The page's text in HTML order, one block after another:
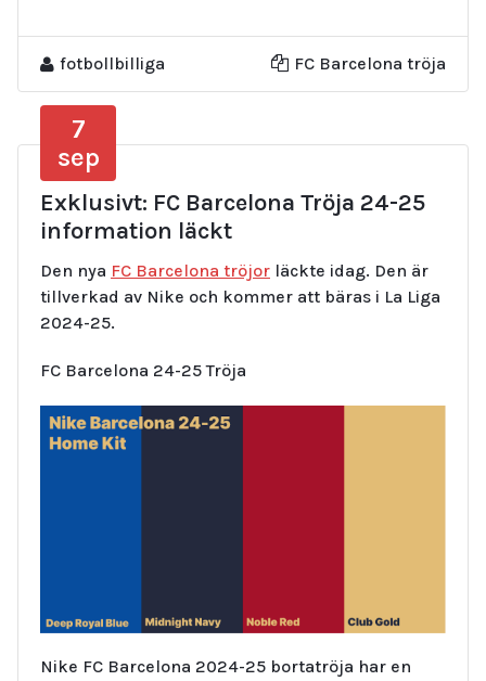
fotbollbilliga FC Barcelona tröja
7
sep
Exklusivt: FC Barcelona Tröja 24-25
information läckt
Den nya FC Barcelona tröjor läckte idag. Den är
tillverkad av Nike och kommer att bäras i La Liga
2024-25.
FC Barcelona 24-25 Tröja
Nike FC Barcelona 2024-25 bortatröja har en